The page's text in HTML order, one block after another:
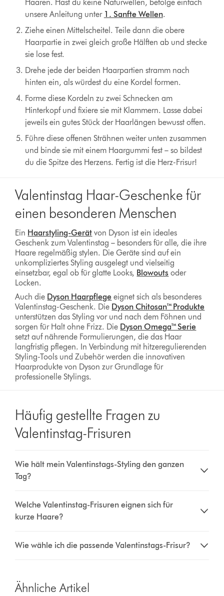
Haaren. Hast du keine Naturwellen, befolge einfach
unsere Anleitung unter 1. Sanfte Wellen.
Ziehe einen Mittelscheitel. Teile dann die obere
Haarpartie in zwei gleich große Hälften ab und stecke
sie lose fest.
Drehe jede der beiden Haarpartien stramm nach
hinten ein, als würdest du eine Kordel formen.
Forme diese Kordeln zu zwei Schnecken am
Hinterkopf und fixiere sie mit Klammern. Lasse dabei
jeweils ein gutes Stück der Haarlängen bewusst offen.
Führe diese offenen Strähnen weiter unten zusammen
und binde sie mit einem Haargummi fest – so bildest
du die Spitze des Herzens. Fertig ist die Herz-Frisur!
Valentinstag Haar-Geschenke für
einen besonderen Menschen
Ein Haarstyling-Gerät von Dyson ist ein ideales
Geschenk zum Valentinstag – besonders für alle, die ihre
Haare regelmäßig stylen. Die Geräte sind auf ein
unkompliziertes Styling ausgelegt und vielseitig
einsetzbar, egal ob für glatte Looks, Blowouts oder
Locken.
Auch die Dyson Haarpflege eignet sich als besonderes
Valentinstag-Geschenk. Die Dyson Chitosan™ Produkte
unterstützen das Styling vor und nach dem Föhnen und
sorgen für Halt ohne Frizz. Die Dyson Omega™ Serie
setzt auf nährende Formulierungen, die das Haar
langfristig pflegen. In Verbindung mit hitzeregulierenden
Styling-Tools und Zubehör werden die innovativen
Haarprodukte von Dyson zur Grundlage für
professionelle Stylings.
Häufig gestellte Fragen zu
Valentinstag-Frisuren
Wie hält mein Valentinstags-Styling den ganzen
Tag?
Welche Valentinstag-Frisuren eignen sich für
kurze Haare?
Wie wähle ich die passende Valentinstags-Frisur?
Ähnliche Artikel